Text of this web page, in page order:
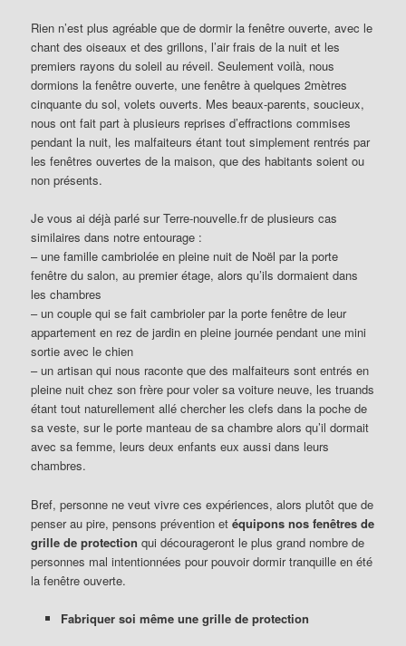
Rien n’est plus agréable que de dormir la fenêtre ouverte, avec le
chant des oiseaux et des grillons, l’air frais de la nuit et les
premiers rayons du soleil au réveil. Seulement voilà, nous
dormions la fenêtre ouverte, une fenêtre à quelques 2mètres
cinquante du sol, volets ouverts. Mes beaux-parents, soucieux,
nous ont fait part à plusieurs reprises d’effractions commises
pendant la nuit, les malfaiteurs étant tout simplement rentrés par
les fenêtres ouvertes de la maison, que des habitants soient ou
non présents.
Je vous ai déjà parlé sur Terre-nouvelle.fr de plusieurs cas
similaires dans notre entourage :
– une famille cambriolée en pleine nuit de Noël par la porte
fenêtre du salon, au premier étage, alors qu’ils dormaient dans
les chambres
– un couple qui se fait cambrioler par la porte fenêtre de leur
appartement en rez de jardin en pleine journée pendant une mini
sortie avec le chien
– un artisan qui nous raconte que des malfaiteurs sont entrés en
pleine nuit chez son frère pour voler sa voiture neuve, les truands
étant tout naturellement allé chercher les clefs dans la poche de
sa veste, sur le porte manteau de sa chambre alors qu’il dormait
avec sa femme, leurs deux enfants eux aussi dans leurs
chambres.
Bref, personne ne veut vivre ces expériences, alors plutôt que de
penser au pire, pensons prévention etéquipons nos fenêtres de
grille de protection qui décourageront le plus grand nombre de
personnes mal intentionnées pour pouvoir dormir tranquille en été
la fenêtre ouverte.
Fabriquer soi même une grille de protection